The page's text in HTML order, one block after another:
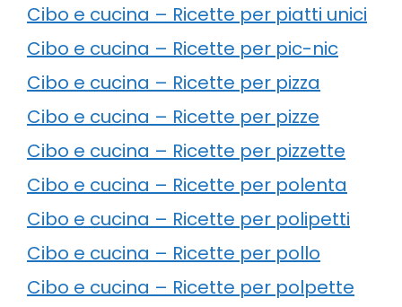
Cibo e cucina – Ricette per piatti unici
Cibo e cucina – Ricette per pic-nic
Cibo e cucina – Ricette per pizza
Cibo e cucina – Ricette per pizze
Cibo e cucina – Ricette per pizzette
Cibo e cucina – Ricette per polenta
Cibo e cucina – Ricette per polipetti
Cibo e cucina – Ricette per pollo
Cibo e cucina – Ricette per polpette